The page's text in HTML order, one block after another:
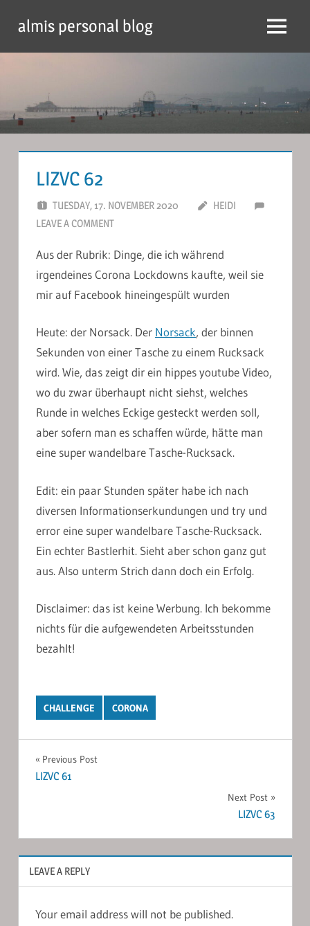
content
almis personal blog Menu
LIZVC 62
TUESDAY, 17. NOVEMBER 2020
HEIDI
LEAVE A COMMENT
Aus der Rubrik: Dinge, die ich während
irgendeines Corona Lockdowns kaufte, weil sie
mir auf Facebook hineingespült wurden
Heute: der Norsack. Der Norsack, der binnen
Sekunden von einer Tasche zu einem Rucksack
wird. Wie, das zeigt dir ein hippes youtube Video,
wo du zwar überhaupt nicht siehst, welches
Runde in welches Eckige gesteckt werden soll,
aber sofern man es schaffen würde, hätte man
eine super wandelbare Tasche-Rucksack.
Edit: ein paar Stunden später habe ich nach
diversen Informationserkundungen und try und
error eine super wandelbare Tasche-Rucksack.
Ein echter Bastlerhit. Sieht aber schon ganz gut
aus. Also unterm Strich dann doch ein Erfolg.
Disclaimer: das ist keine Werbung. Ich bekomme
nichts für die aufgewendeten Arbeitsstunden
bezahlt!
CHALLENGE CORONA
Post
Previous Post
LIZVC 61
Next Post
LIZVC 63
LEAVE A REPLY
Your email address will not be published.